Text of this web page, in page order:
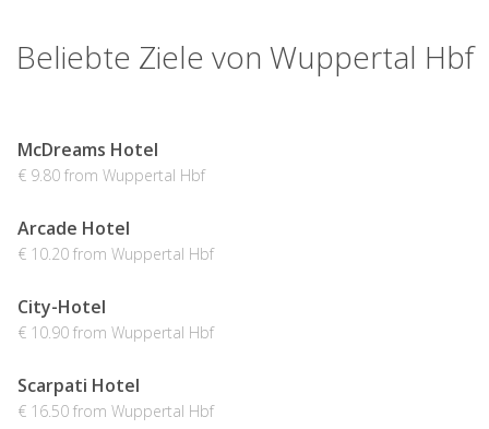
Beliebte Ziele von Wuppertal Hbf
McDreams Hotel
€ 9.80 from Wuppertal Hbf
Arcade Hotel
€ 10.20 from Wuppertal Hbf
City-Hotel
€ 10.90 from Wuppertal Hbf
Scarpati Hotel
€ 16.50 from Wuppertal Hbf